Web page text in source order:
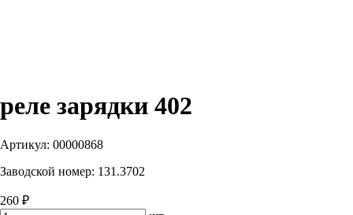
реле зарядки 402
Артикул: 00000868
Заводской номер: 131.3702
260 ₽